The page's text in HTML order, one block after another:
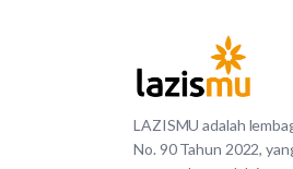
LAZISMU adalah
No. 90 Tahun 2022,